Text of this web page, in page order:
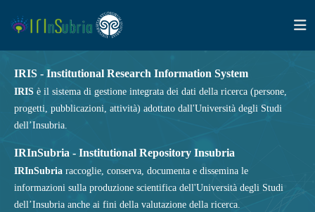
IRIS - Institutional Research Information System
IRIS è il sistema di gestione integrata dei dati della ricerca (persone,
progetti, pubblicazioni, attività) adottato dall'Università degli Studi
dell’Insubria.
IRInSubria - Institutional Repository Insubria
IRInSubria raccoglie, conserva, documenta e dissemina le
informazioni sulla produzione scientifica dell'Università degli Studi
dell’Insubria anche ai fini della valutazione della ricerca.